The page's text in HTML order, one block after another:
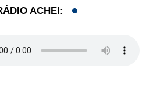
ACHEI: